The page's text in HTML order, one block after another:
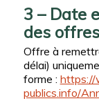
3 – Date
des
Offre à
délai)
forme : https://
publics.info/